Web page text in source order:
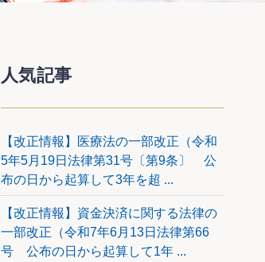
人気記事
【改正情報】医療法の一部改正（令和
5年5月19日法律第31号〔第9条〕 公
布の日から起算して3年を超 ...
【改正情報】資金決済に関する法律の
一部改正（令和7年6月13日法律第66
号 公布の日から起算して1年 ...